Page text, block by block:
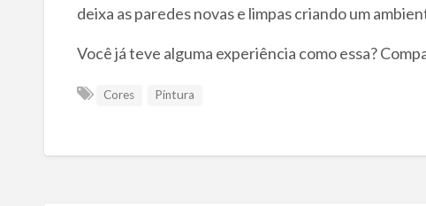
deixa as paredes novas e limpas criando um
Você já teve alguma experiência como essa?
Cores Pintura